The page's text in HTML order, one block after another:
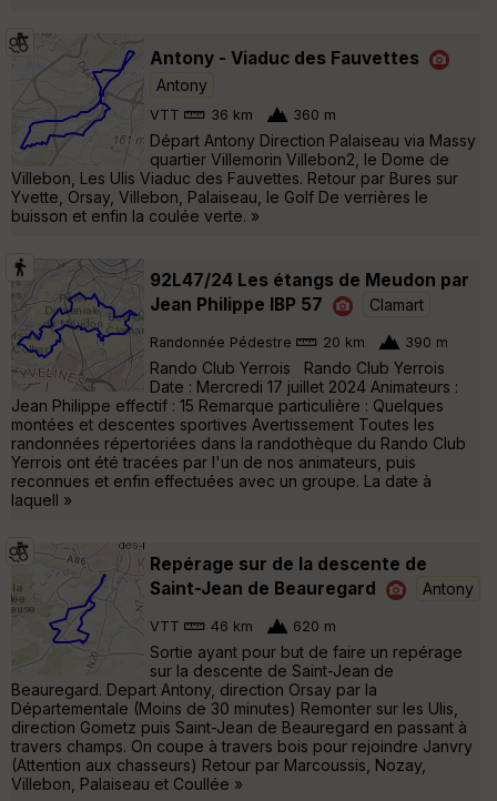
Antony - Viaduc des Fauvettes
Antony
VTT 36 km 360 m
Départ Antony Direction Palaiseau via Massy
quartier Villemorin Villebon2, le Dome de
Villebon, Les Ulis Viaduc des Fauvettes. Retour par Bures sur
Yvette, Orsay, Villebon, Palaiseau, le Golf De verrières le
buisson et enfin la coulée verte. »
92L47/24 Les étangs de Meudon par
Jean Philippe IBP 57
Clamart
Randonnée Pédestre 20 km 390 m
Rando Club Yerrois Rando Club Yerrois
Date : Mercredi 17 juillet 2024 Animateurs :
Jean Philippe effectif : 15 Remarque particulière : Quelques
montées et descentes sportives Avertissement Toutes les
randonnées répertoriées dans la randothèque du Rando Club
Yerrois ont été tracées par l'un de nos animateurs, puis
reconnues et enfin effectuées avec un groupe. La date à
laquell »
Repérage sur de la descente de
Saint-Jean de Beauregard
Antony
VTT 46 km 620 m
Sortie ayant pour but de faire un repérage
sur la descente de Saint-Jean de
Beauregard. Depart Antony, direction Orsay par la
Départementale (Moins de 30 minutes) Remonter sur les Ulis,
direction Gometz puis Saint-Jean de Beauregard en passant à
travers champs. On coupe à travers bois pour rejoindre Janvry
(Attention aux chasseurs) Retour par Marcoussis, Nozay,
Villebon, Palaiseau et Coullée »